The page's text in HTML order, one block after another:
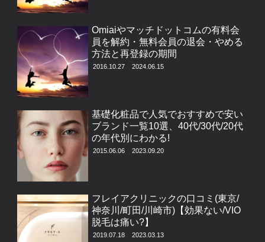
Omiaiやマッチドットコムの有料会
員を解約・無料会員の退会・やめる
方法と再登録の期間
2016.10.27 2024.06.15
基礎化粧品で人気でおすすめで安い
ブランド一覧10選、40代/30代/20代
の年代別にわかる!
2015.06.06 2023.09.20
フレイアクリニックの口コミ(東京/
神奈川/町田/川崎市)【効果ない/VIO
脱毛は痛い?】
2019.07.18 2023.03.13